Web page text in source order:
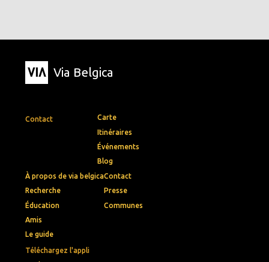
Via Belgica
Contact
Téléchargez l'appli
Carte
Itinéraires
Événements
Blog
À propos de via belgica
Recherche
Éducation
Amis
Le guide
Contact
Presse
Communes